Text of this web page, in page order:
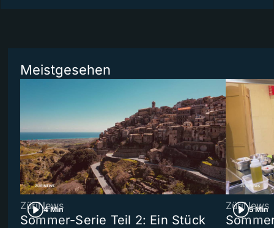
Meistgesehen
4 Min
ZüriNews
Sommer-Serie Teil 2: Ein Stück
5 Min
ZüriNews